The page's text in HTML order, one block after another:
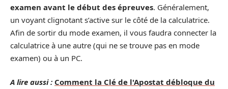
examen avant le début des épreuves. Généralement,
un voyant clignotant s’active sur le côté de la calculatrice.
Afin de sortir du mode examen, il vous faudra connecter la
calculatrice à une autre (qui ne se trouve pas en mode
examen) ou à un PC.
A lire aussi : Comment la Clé de l'Apostat débloque du